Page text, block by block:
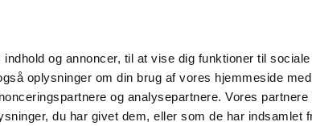
og annoncer, til at vise dig funktioner til
oplysninger om din brug af vores hjemmeside
og analysepartnere. Vores partnere
du har givet dem, eller som de har indsamlet
Nyheder Om os Kontakt
Tilskud og
Apoteker og salg af